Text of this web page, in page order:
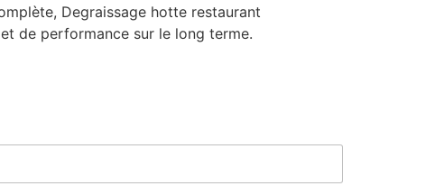
Degraissage hotte restaurant
de performance sur le long terme.